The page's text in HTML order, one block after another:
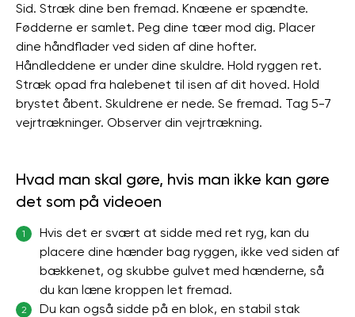
Sid. Stræk dine ben fremad. Knæene er spændte.
Fødderne er samlet. Peg dine tæer mod dig. Placer
dine håndflader ved siden af ​​dine hofter.
Håndleddene er under dine skuldre. Hold ryggen ret.
Stræk opad fra halebenet til isen af ​​dit hoved. Hold
brystet åbent. Skuldrene er nede. Se fremad. Tag 5-7
vejrtrækninger. Observer din vejrtrækning.
Hvad man skal gøre, hvis man ikke kan gøre
det som på videoen
1
Hvis det er svært at sidde med ret ryg, kan du
placere dine hænder bag ryggen, ikke ved siden af
​​bækkenet, og skubbe gulvet med hænderne, så
du kan læne kroppen let fremad.
2
Du kan også sidde på en blok, en stabil stak